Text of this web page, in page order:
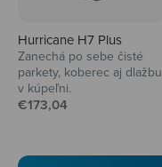
Hurricane H7 Plus
Zanechá po sebe čisté
parkety, koberec aj dlažbu
v kúpeľni.
Predajná cena
€173,04